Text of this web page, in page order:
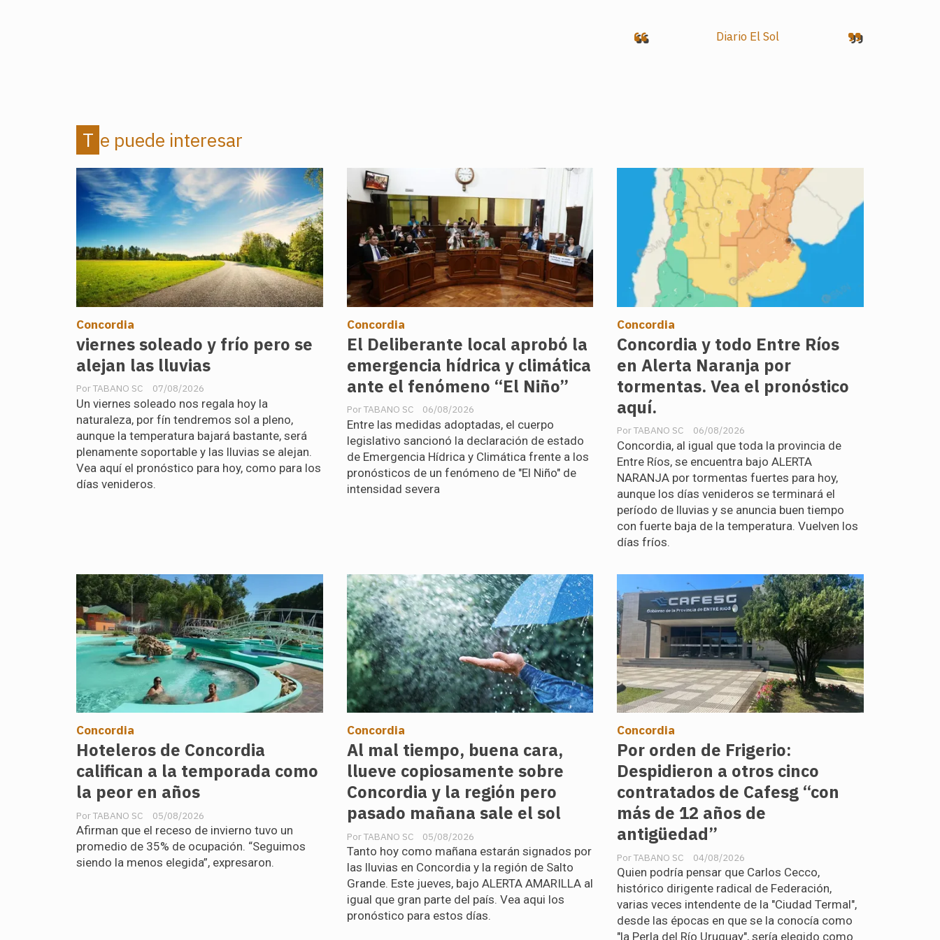
Te puede interesar
viernes soleado y frío pero se
alejan las lluvias
TABANO SC
Concordia
07/08/2026
Un viernes soleado nos regala hoy la
naturaleza, por fín tendremos sol a pleno,
aunque la temperatura bajará bastante, será
plenamente soportable y las lluvias se alejan.
Vea aquí el pronóstico para hoy, como para los
días venideros.
El Deliberante local aprobó la
emergencia hídrica y climática
ante el fenómeno “El Niño”
TABANO SC
Concordia
06/08/2026
Entre las medidas adoptadas, el cuerpo
legislativo sancionó la declaración de estado
de Emergencia Hídrica y Climática frente a los
pronósticos de un fenómeno de "El Niño" de
intensidad severa
Concordia y todo Entre Ríos
en Alerta Naranja por
tormentas. Vea el pronóstico
aquí.
TABANO SC
Concordia
06/08/2026
Concordia, al igual que toda la provincia de
Entre Ríos, se encuentra bajo ALERTA
NARANJA por tormentas fuertes para hoy,
aunque los días venideros se terminará el
período de lluvias y se anuncia buen tiempo
con fuerte baja de la temperatura. Vuelven los
días fríos.
Hoteleros de Concordia
califican a la temporada como
la peor en años
TABANO SC
Concordia
05/08/2026
Afirman que el receso de invierno tuvo un
promedio de 35% de ocupación. “Seguimos
siendo la menos elegida”, expresaron.
Al mal tiempo, buena cara,
llueve copiosamente sobre
Concordia y la región pero
pasado mañana sale el sol
TABANO SC
Concordia
05/08/2026
Tanto hoy como mañana estarán signados por
las lluvias en Concordia y la región de Salto
Grande. Este jueves, bajo ALERTA AMARILLA al
igual que gran parte del país. Vea aqui los
pronóstico para estos días.
Por orden de Frigerio:
Despidieron a otros cinco
contratados de Cafesg “con
más de 12 años de
antigüedad”
TABANO SC
Concordia
04/08/2026
Quien podría pensar que Carlos Cecco,
histórico dirigente radical de Federación,
varias veces intendente de la "Ciudad Termal",
desde las épocas en que se la conocía como
"la Perla del Río Uruguay", sería elegido como
Diario El Sol